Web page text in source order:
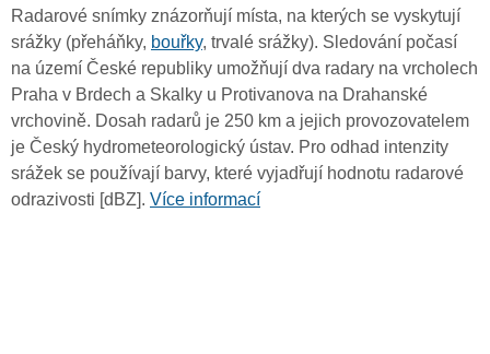
Radarové snímky znázorňují místa, na kterých se vyskytují
srážky (přeháňky, bouřky, trvalé srážky). Sledování počasí
na území České republiky umožňují dva radary na vrcholech
Praha v Brdech a Skalky u Protivanova na Drahanské
vrchovině. Dosah radarů je 250 km a jejich provozovatelem
je Český hydrometeorologický ústav. Pro odhad intenzity
srážek se používají barvy, které vyjadřují hodnotu radarové
odrazivosti [dBZ]. Více informací